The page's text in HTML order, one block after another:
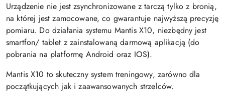
Urządzenie nie jest zsynchronizowane z tarczą tylko z bronią,
na której jest zamocowane, co gwarantuje najwyższą precyzję
pomiaru. Do działania systemu Mantis X10, niezbędny jest
smartfon/ tablet z zainstalowaną darmową aplikacją (do
pobrania na platformę Android oraz IOS).
Mantis X10 to skuteczny system treningowy, zarówno dla
początkujących jak i zaawansowanych strzelców.